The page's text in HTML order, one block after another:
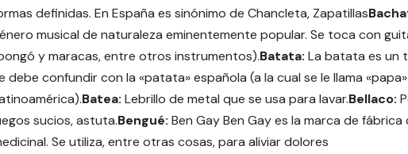
definidas. En España es sinónimo de Chancleta, Zapatillas
musical de naturaleza eminentemente popular. Se toca con
y maracas, entre otros instrumentos).Batata: La batata es un
debe confundir con la «patata» española (a la cual se le llama
Batea: Lebrillo de metal que se usa para lavar.Bellaco:
sucios, astuta.Bengué: Ben Gay Ben Gay es la marca de
Se utiliza, entre otras cosas, para aliviar dolores